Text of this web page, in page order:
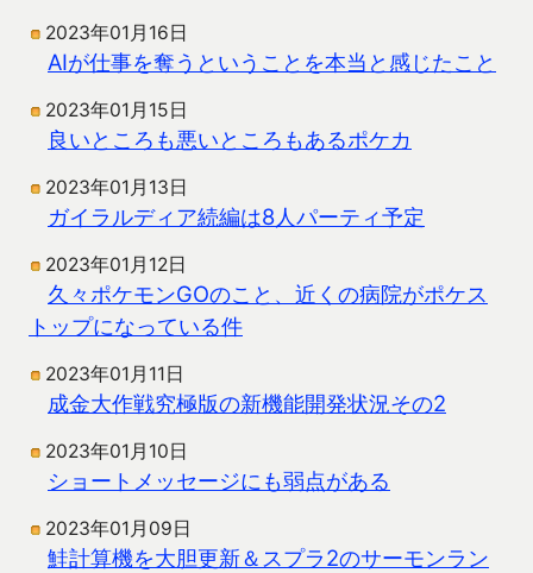
2023年01月16日
AIが仕事を奪うということを本当と感じたこと
2023年01月15日
良いところも悪いところもあるポケカ
2023年01月13日
ガイラルディア続編は8人パーティ予定
2023年01月12日
久々ポケモンGOのこと、近くの病院がポケス
トップになっている件
2023年01月11日
成金大作戦究極版の新機能開発状況その2
2023年01月10日
ショートメッセージにも弱点がある
2023年01月09日
鮭計算機を大胆更新＆スプラ2のサーモンラン